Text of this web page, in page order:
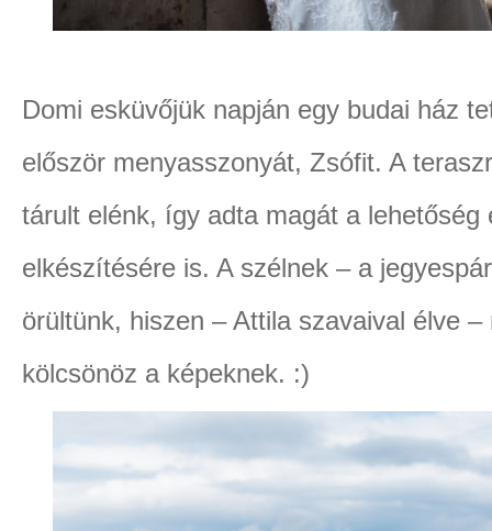
Domi esküvőjük napján egy budai ház
először menyasszonyát, Zsófit. A
tárult elénk, így adta magát a lehetőség
elkészítésére is. A szélnek – a
örültünk, hiszen – Attila szavaival élve
kölcsönöz a képeknek. :)